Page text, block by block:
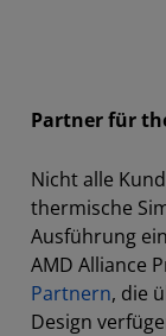
Partner für
Nicht alle
thermische
Ausführung
AMD Alliance
Partnern, die
Design